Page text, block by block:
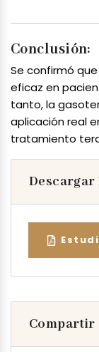
Conclusión:
Se confirmó
eficaz en
tanto, la
aplicación real
tratamiento
Descargar
Compartir